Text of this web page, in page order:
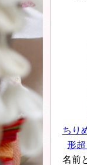
ちり
形
名前